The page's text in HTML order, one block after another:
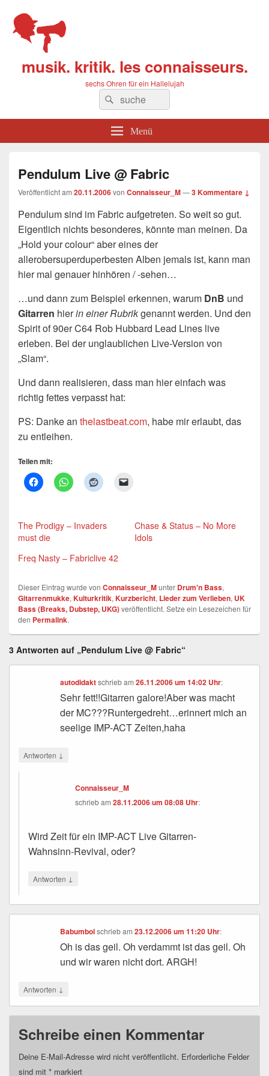
musik. kritik. les connaisseurs.
sechs Ohren für ein Hallelujah
Suchen
nach:
Suchen
Menü
Pendulum Live @ Fabric
Veröffentlicht am 20.11.2006von Connaisseur_M—3 Kommentare ↓
Pendulum sind im Fabric aufgetreten. So weit so gut.
Eigentlich nichts besonderes, könnte man meinen. Da
„Hold your colour“ aber eines der
allerobersuperduperbesten Alben jemals ist, kann man
hier mal genauer hinhören / -sehen…
…und dann zum Beispiel erkennen, warum DnB und
Gitarren hierin einer Rubrikgenannt werden. Und den
Spirit of 90er C64 Rob Hubbard Lead Lines live
erleben. Bei der unglaublichen Live-Version von
„Slam“.
Und dann realisieren, dass man hier einfach was
richtig fettes verpasst hat:
PS: Danke an thelastbeat.com, habe mir erlaubt, das
zu entleihen.
Teilen mit:
The Prodigy – Invaders
must die
Chase & Status – No More
Idols
Freq Nasty – Fabriclive 42
Dieser Eintrag wurde von Connaisseur_Munter Drum'n Bass,
Gitarrenmukke, Kulturkritik, Kurzbericht, Lieder zum Verlieben, UK
Bass (Breaks, Dubstep, UKG)veröffentlicht. Setze ein Lesezeichen für
den Permalink.
3 Antworten auf „Pendulum Live @ Fabric“
autodidakt schriebam26.11.2006 um 14:02 Uhr:
Sehr fett!!Gitarren galore!Aber was macht
der MC???Runtergedreht…erinnert mich an
seelige IMP-ACT Zeiten,haha
Antworten ↓
Connaisseur_M
schriebam28.11.2006 um 08:08 Uhr:
Wird Zeit für ein IMP-ACT Live Gitarren-
Wahnsinn-Revival, oder?
Antworten ↓
Babumbol schriebam23.12.2006 um 11:20 Uhr:
Oh is das geil. Oh verdammt ist das geil. Oh
und wir waren nicht dort. ARGH!
Antworten ↓
Schreibe einen Kommentar
Deine E-Mail-Adresse wird nicht veröffentlicht. Erforderliche Felder
sind mit * markiert